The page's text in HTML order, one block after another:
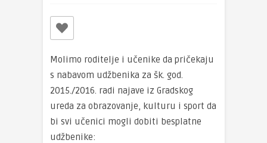
Molimo roditelje i učenike da pričekaju
s nabavom udžbenika za šk. god.
2015./2016. radi najave iz Gradskog
ureda za obrazovanje, kulturu i sport da
bi svi učenici mogli dobiti besplatne
udžbenike: